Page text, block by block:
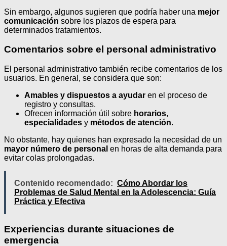
Sin embargo, algunos sugieren que podría haber una mejor
comunicación sobre los plazos de espera para
determinados tratamientos.
Comentarios sobre el personal administrativo
El personal administrativo también recibe comentarios de los
usuarios. En general, se considera que son:
Amables y dispuestos a ayudar en el proceso de
registro y consultas.
Ofrecen información útil sobre horarios,
especialidades y métodos de atención.
No obstante, hay quienes han expresado la necesidad de un
mayor número de personal en horas de alta demanda para
evitar colas prolongadas.
Contenido recomendado: Cómo Abordar los
Problemas de Salud Mental en la Adolescencia: Guía
Práctica y Efectiva
Experiencias durante situaciones de
emergencia